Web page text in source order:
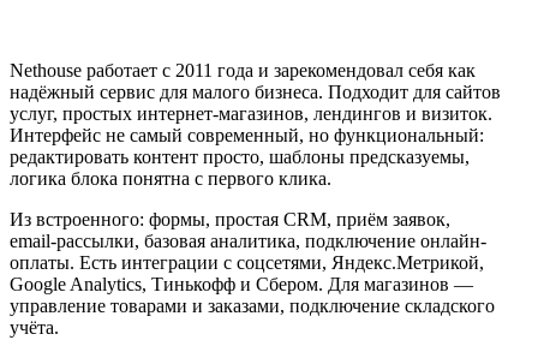
Nethouse работает с 2011 года и зарекомендовал себя как
надёжный сервис для малого бизнеса. Подходит для сайтов
услуг, простых интернет-магазинов, лендингов и визиток.
Интерфейс не самый современный, но функциональный:
редактировать контент просто, шаблоны предсказуемы,
логика блока понятна с первого клика.
Из встроенного: формы, простая CRM, приём заявок,
email‑рассылки, базовая аналитика, подключение онлайн-
оплаты. Есть интеграции с соцсетями, Яндекс.Метрикой,
Google Analytics, Тинькофф и Сбером. Для магазинов —
управление товарами и заказами, подключение складского
учёта.